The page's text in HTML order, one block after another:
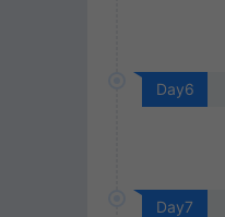
Day6
Day7